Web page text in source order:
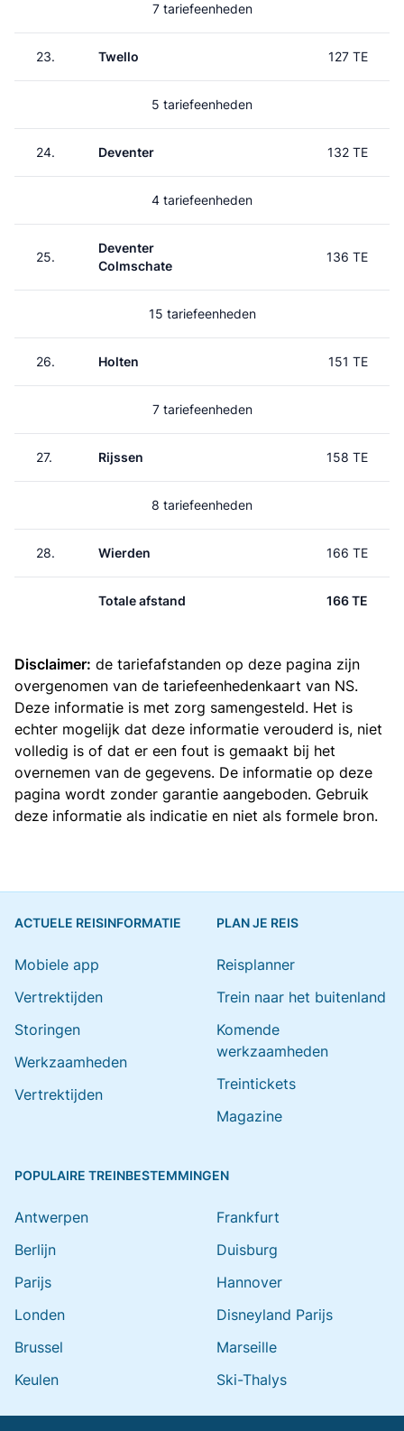
7 tariefeenheden
23. Twello 127 TE
5 tariefeenheden
24. Deventer 132 TE
4 tariefeenheden
25.
Deventer
Colmschate
136 TE
15 tariefeenheden
26. Holten 151 TE
7 tariefeenheden
27. Rijssen 158 TE
8 tariefeenheden
28. Wierden 166 TE
Totale afstand 166 TE
Disclaimer: de tariefafstanden op deze pagina zijn
overgenomen van de tariefeenhedenkaart van NS.
Deze informatie is met zorg samengesteld. Het is
echter mogelijk dat deze informatie verouderd is, niet
volledig is of dat er een fout is gemaakt bij het
overnemen van de gegevens. De informatie op deze
pagina wordt zonder garantie aangeboden. Gebruik
deze informatie als indicatie en niet als formele bron.
ACTUELE REISINFORMATIE
Mobiele app
Vertrektijden
Storingen
Werkzaamheden
Vertrektijden
PLAN JE REIS
Reisplanner
Trein naar het buitenland
Komende
werkzaamheden
Treintickets
Magazine
POPULAIRE TREINBESTEMMINGEN
Antwerpen
Berlijn
Parijs
Londen
Brussel
Keulen
Frankfurt
Duisburg
Hannover
Disneyland Parijs
Marseille
Ski-Thalys